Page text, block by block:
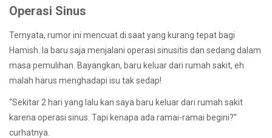
Operasi Sinus
Ternyata, rumor ini mencuat di saat yang kurang tepat bagi
Hamish. Ia baru saja menjalani operasi sinusitis dan sedang dalam
masa pemulihan. Bayangkan, baru keluar dari rumah sakit, eh
malah harus menghadapi isu tak sedap!
“Sekitar 2 hari yang lalu kan saya baru keluar dari rumah sakit
karena operasi sinus. Tapi kenapa ada ramai-ramai begini?”
curhatnya.